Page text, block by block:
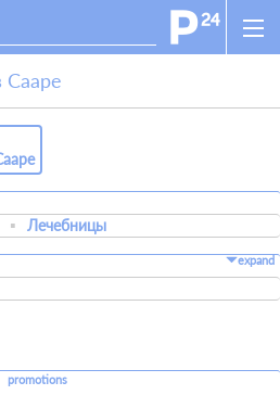
Сааре
Лечебницы
expand
promotions